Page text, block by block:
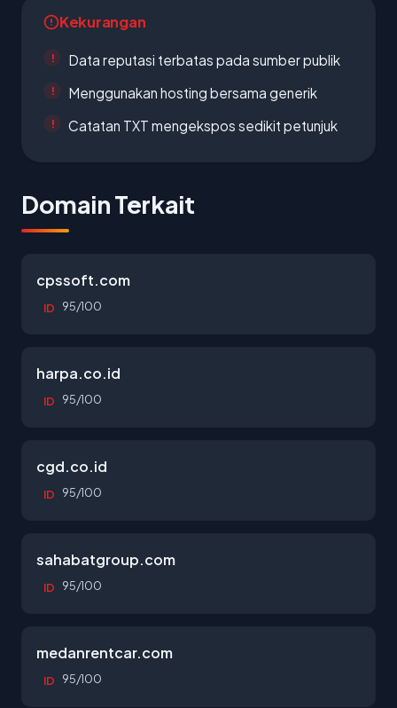
Kekurangan
Data reputasi terbatas pada sumber publik
Menggunakan hosting bersama generik
Catatan TXT mengekspos sedikit petunjuk
Domain Terkait
cpssoft.com
ID 95/100
harpa.co.id
ID 95/100
cgd.co.id
ID 95/100
sahabatgroup.com
ID 95/100
medanrentcar.com
ID 95/100